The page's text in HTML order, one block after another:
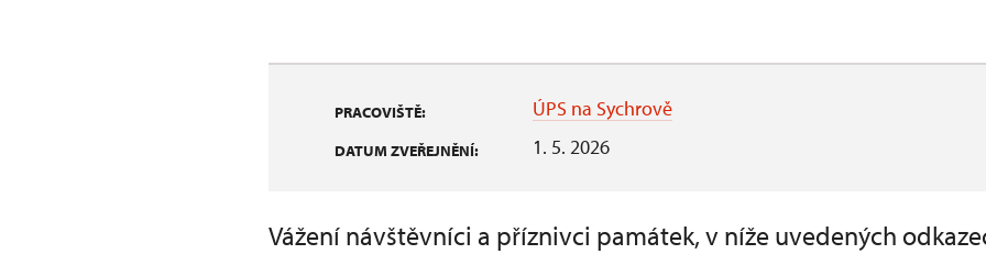
PRACOVIŠTĚ: ÚPS na Sychrově
DATUM ZVEŘEJNĚNÍ: 1. 5. 2026
Vážení návštěvníci a příznivci památek, v níže uvedených